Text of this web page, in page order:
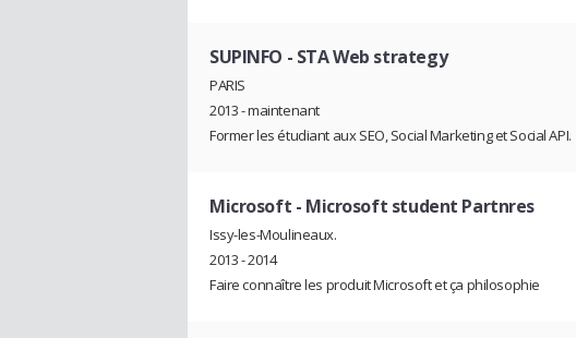
SUPINFO - STA Web strategy
PARIS
2013 - maintenant
Former les étudiant aux SEO, Social Marketing et Social API.
Microsoft - Microsoft student Partnres
Issy-les-Moulineaux.
2013 - 2014
Faire connaître les produit Microsoft et ça philosophie